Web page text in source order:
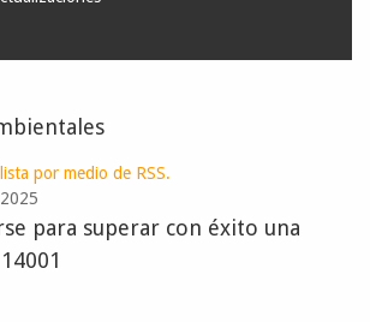
por medio de RSS.
para superar con éxito una